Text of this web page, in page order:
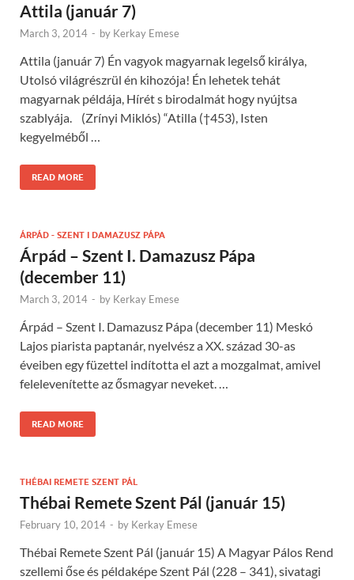
Attila (január 7)
March 3, 2014 - by Kerkay Emese
Attila (január 7) Én vagyok magyarnak legelső királya,
Utolsó világrészrül én kihozója! Én lehetek tehát
magyarnak példája, Hírét s birodalmát hogy nyújtsa
szablyája. (Zrínyi Miklós) “Atilla (†453), Isten
kegyelméből …
READ MORE
ÁRPÁD - SZENT I DAMAZUSZ PÁPA
Árpád – Szent I. Damazusz Pápa
(december 11)
March 3, 2014 - by Kerkay Emese
Árpád – Szent I. Damazusz Pápa (december 11) Meskó
Lajos piarista paptanár, nyelvész a XX. század 30-as
éveiben egy füzettel indította el azt a mozgalmat, amivel
felelevenítette az ősmagyar neveket. …
READ MORE
THÉBAI REMETE SZENT PÁL
Thébai Remete Szent Pál (január 15)
February 10, 2014 - by Kerkay Emese
Thébai Remete Szent Pál (január 15) A Magyar Pálos Rend
szellemi őse és példaképe Szent Pál (228 – 341), sivatagi